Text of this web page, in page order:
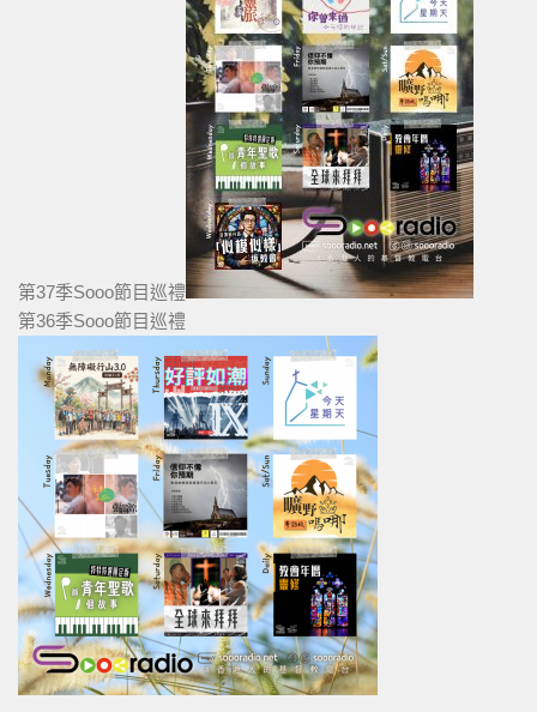
第37季Sooo節目巡禮
第36季Sooo節目巡禮